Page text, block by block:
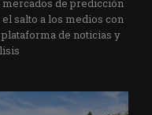
mercados de predicción
el salto a los medios con
plataforma de noticias y